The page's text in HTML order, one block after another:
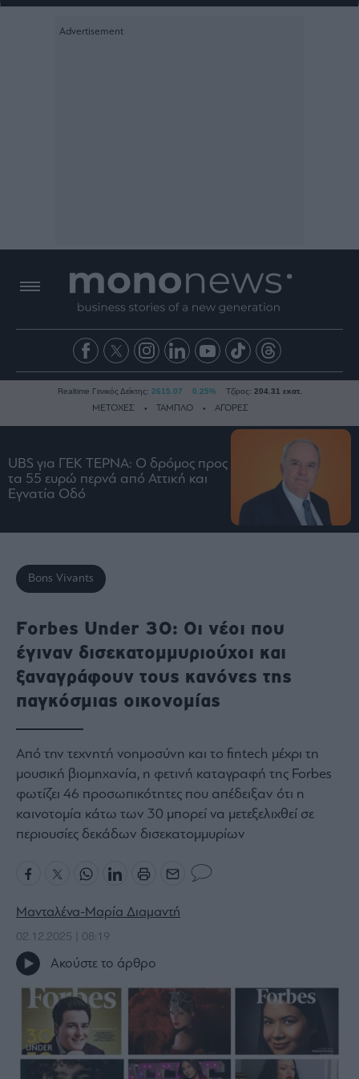
Ειδήσεις
Οικονομία
Ναυτιλία
Real
Ενέργεια
Πολιτική
Πολιτισμός
Κοινωνία
Times
Wiseman
301
My
Story
Media
Winners
&
Losers
Επι-
θετικά
Realtime Γενικός Δείκτης: 2615.07 0.25% Τζίρος: 204.31 εκατ.
ΜΕΤΟΧΕΣ ΤΑΜΠΛΟ ΑΓΟΡΕΣ
UBS για ΓΕΚ ΤΕΡΝΑ: Ο δρόμος προς
τα 55 ευρώ περνά από Αττική και
Εγνατία Οδό
Bons Vivants
Forbes Under 30: Οι νέοι που
έγιναν δισεκατομμυριούχοι και
ξαναγράφουν τους κανόνες της
παγκόσμιας οικονομίας
Από την τεχνητή νοημοσύνη και το fintech μέχρι τη
μουσική βιομηχανία, η φετινή καταγραφή της Forbes
φωτίζει 46 προσωπικότητες που απέδειξαν ότι η
καινοτομία κάτω των 30 μπορεί να μετεξελιχθεί σε
περιουσίες δεκάδων δισεκατομμυρίων
Μανταλένα-Μαρία Διαμαντή
02.12.2025 | 08:19
Ακούστε το άρθρο